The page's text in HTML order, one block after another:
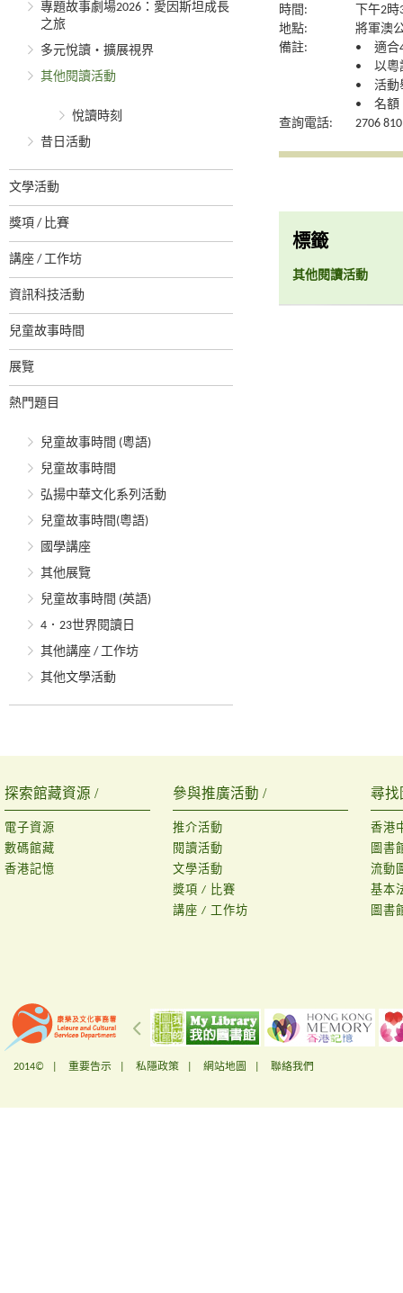
專題故事劇場2026：愛因斯坦成長
之旅
多元悅讀‧擴展視界
其他閱讀活動
悅讀時刻
昔日活動
文學活動
獎項 / 比賽
講座 / 工作坊
資訊科技活動
兒童故事時間
展覽
熱門題目
兒童故事時間 (粵語)
兒童故事時間
弘揚中華文化系列活動
兒童故事時間(粵語)
國學講座
其他展覽
兒童故事時間 (英語)
4．23世界閱讀日
其他講座 / 工作坊
其他文學活動
時間:
下午2
地點:
將軍澳
備註:
• 適合
• 以粵
• 活動
• 名額
查詢電話:
2706
標籤
其他閱讀活動
探索館藏資源 /
電子資源
數碼館藏
香港記憶
參與推廣活動 /
推介活動
閱讀活動
文學活動
獎項 / 比賽
講座 / 工作坊
尋找
香港
圖書
流動
基本
圖書
2014© | 重要告示 私隱政策 網站地圖 聯絡我們